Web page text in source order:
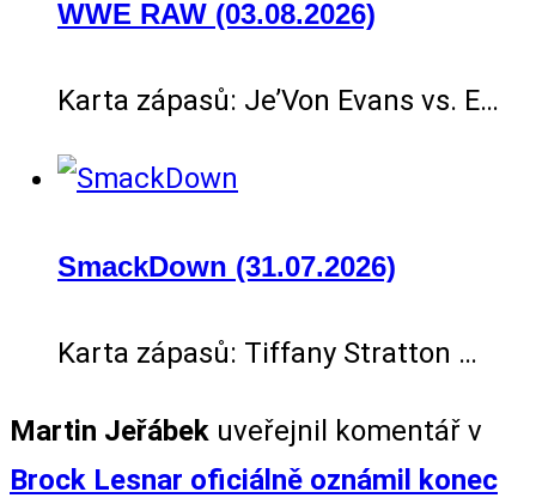
WWE RAW (03.08.2026)
Karta zápasů: Je’Von Evans vs. E…
SmackDown (31.07.2026)
Karta zápasů: Tiffany Stratton …
Martin Jeřábek uveřejnil komentář v
Brock Lesnar oficiálně oznámil konec